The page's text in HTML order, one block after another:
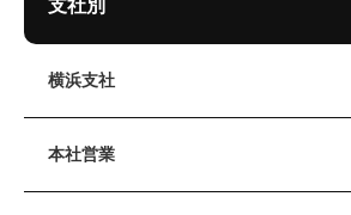
支社別
横浜支社
本社営業